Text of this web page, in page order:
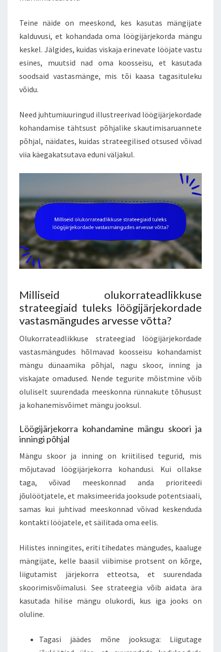
Teine näide on meeskond, kes kasutas mängijate
kalduvusi, et kohandada oma löögijärjekorda mängu
keskel. Jälgides, kuidas viskaja erinevate lööjate vastu
esines, muutsid nad oma koosseisu, et kasutada
soodsaid vastasmänge, mis tõi kaasa tagasituleku
võidu.
Need juhtumiuuringud illustreerivad löögijärjekordade
kohandamise tähtsust põhjalike skautimisaruannete
põhjal, näidates, kuidas strateegilised otsused võivad
viia käegakatsutava eduni väljakul.
Milliseid olukorrateadlikkuse
strateegiaid tuleks löögijärjekordade
vastasmängudes arvesse võtta?
Olukorrateadlikkuse strateegiad löögijärjekordade
vastasmängudes hõlmavad koosseisu kohandamist
mängu dünaamika põhjal, nagu skoor, inning ja
viskajate omadused. Nende tegurite mõistmine võib
oluliselt suurendada meeskonna rünnakute tõhusust
ja kohanemisvõimet mängu jooksul.
Löögijärjekorra kohandamine mängu skoori ja
inningi põhjal
Mängu skoor ja inning on kriitilised tegurid, mis
mõjutavad löögijärjekorra kohandusi. Kui ollakse
taga, võivad meeskonnad anda prioriteedi
jõulöötjatele, et maksimeerida jooksude potentsiaali,
samas kui juhtivad meeskonnad võivad keskenduda
kontakti lööjatele, et säilitada oma eelis.
Hilistes inningites, eriti tihedates mängudes, kaaluge
mängijate, kelle baasil viibimise protsent on kõrge,
liigutamist järjekorra etteotsa, et suurendada
skoorimisvõimalusi. See strateegia võib aidata ära
kasutada hilise mängu olukordi, kus iga jooks on
oluline.
Tagasi jäädes mõne jooksuga: Liigutage